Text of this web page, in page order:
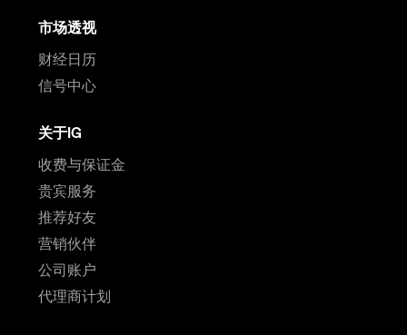
市场透视
财经日历
信号中心
关于IG
收费与保证金
贵宾服务
推荐好友
营销伙伴
公司账户
代理商计划